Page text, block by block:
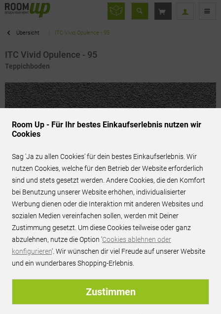
Übersicht ITC Vivid Opulence - 95
ITC Vivid Opulence - 95
Teppichboden
72,95 € / m² inkl. MwSt.
JETZT PREIS ANFRAGEN
Persönliches Best-Preis-Angebot innerhalb 24h
passendes Zubehör optional erhältlich
Room Up - Für Ihr bestes Einkaufserlebnis nutzen wir
Cookies
Sag 'Ja zu allen Cookies' für dein bestes Einkaufserlebnis. Wir
nutzen Cookies, welche für den Betrieb der Website erforderlich
sind und stets gesetzt werden. Andere Cookies, die den Komfort
bei Benutzung unserer Website erhöhen, individualisierter
Werbung dienen oder die Interaktion mit anderen Websites und
sozialen Medien vereinfachen sollen, werden mit Deiner
Zustimmung gesetzt. Um diese Cookies teilweise oder ganz
abzulehnen, nutze die Option 'Cookies ablehnen oder
konfigurieren'. Wir wünschen dir viel Freude auf unserer Website
und ein wunderbares Shopping-Erlebnis.
Zustimmen